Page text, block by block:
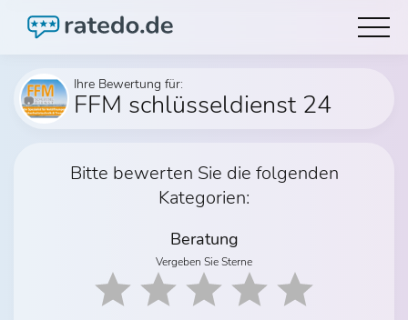
Ihre Bewertung für:
FFM schlüsseldienst 24
Bitte bewerten Sie die folgenden
Kategorien:
Beratung
Vergeben Sie Sterne